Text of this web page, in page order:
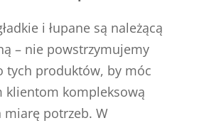
i łupane są należącą
– nie powstrzymujemy
tych produktów, by móc
klientom kompleksową
miarę potrzeb. W